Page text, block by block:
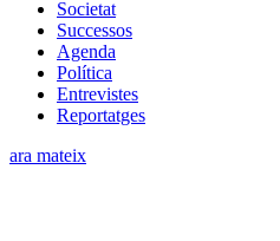
Societat
Successos
Agenda
Política
Entrevistes
Reportatges
ara mateix